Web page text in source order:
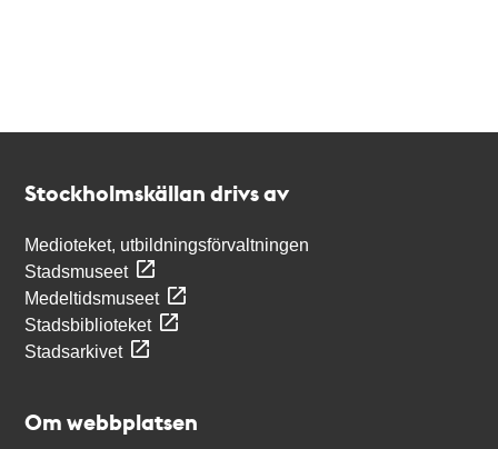
Stockholmskällan drivs av
Medioteket, utbildningsförvaltningen
Stadsmuseet
Medeltidsmuseet
Stadsbiblioteket
Stadsarkivet
Om webbplatsen